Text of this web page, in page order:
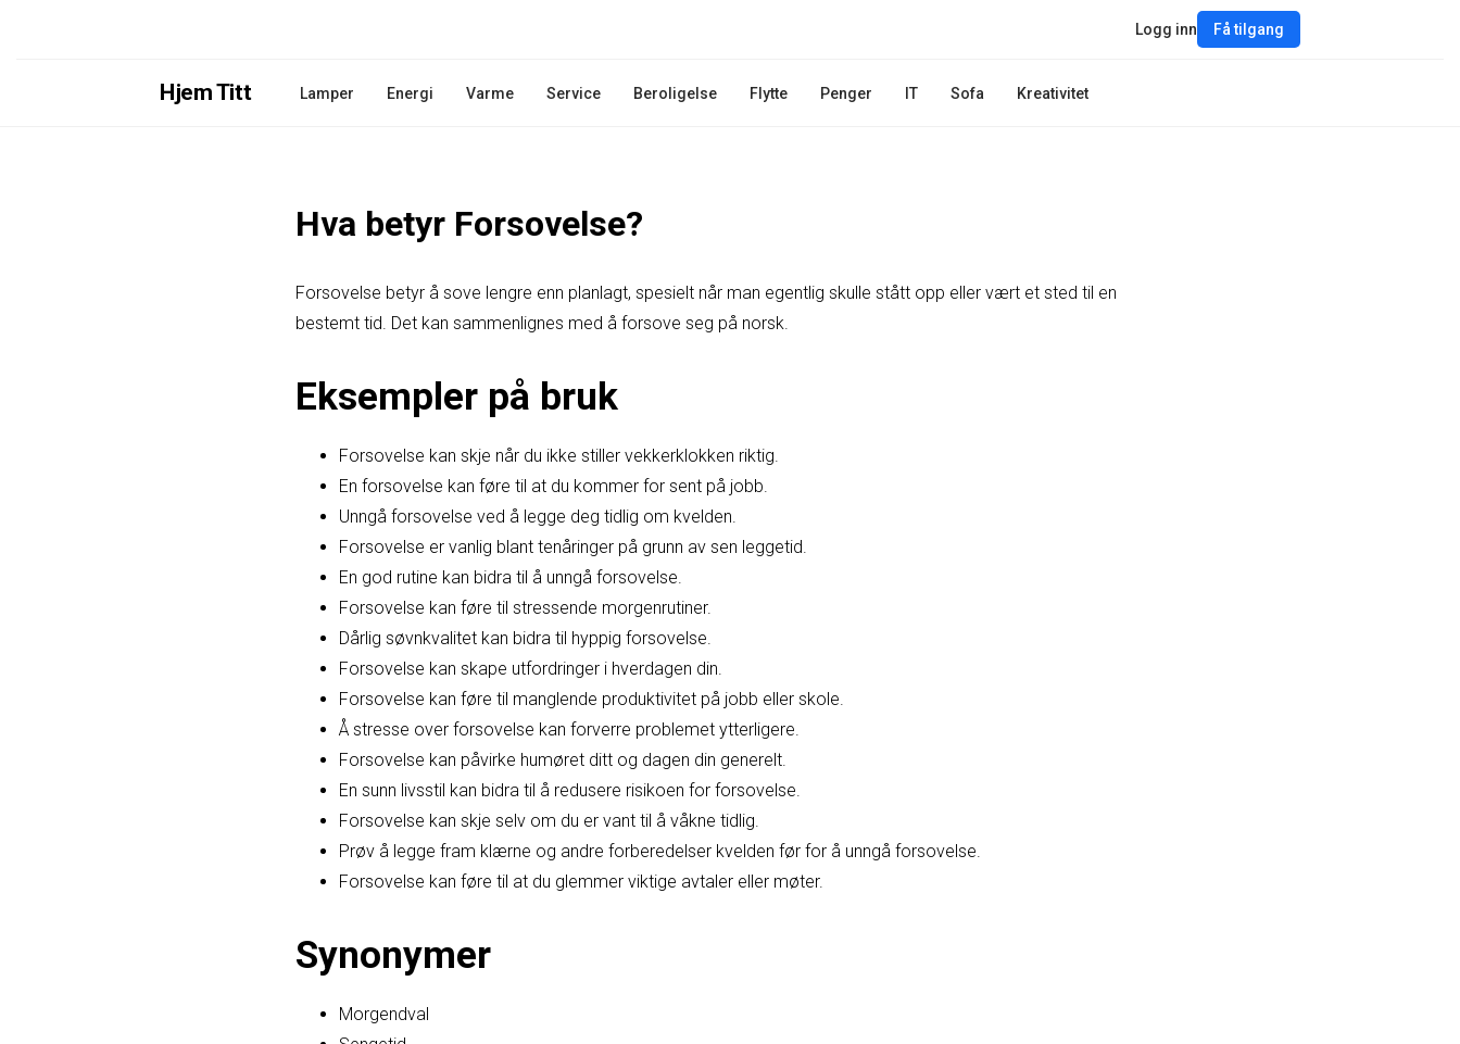
Hjem Titt Lamper Energi Varme Service Beroligelse Flytte Penger IT Sofa Kreativitet
Logg inn Få tilgang
Hva betyr Forsovelse?
Forsovelse betyr å sove lengre enn planlagt, spesielt når man egentlig skulle stått opp eller vært et sted til en
bestemt tid. Det kan sammenlignes med å forsove seg på norsk.
Eksempler på bruk
Forsovelse kan skje når du ikke stiller vekkerklokken riktig.
En forsovelse kan føre til at du kommer for sent på jobb.
Unngå forsovelse ved å legge deg tidlig om kvelden.
Forsovelse er vanlig blant tenåringer på grunn av sen leggetid.
En god rutine kan bidra til å unngå forsovelse.
Forsovelse kan føre til stressende morgenrutiner.
Dårlig søvnkvalitet kan bidra til hyppig forsovelse.
Forsovelse kan skape utfordringer i hverdagen din.
Forsovelse kan føre til manglende produktivitet på jobb eller skole.
Å stresse over forsovelse kan forverre problemet ytterligere.
Forsovelse kan påvirke humøret ditt og dagen din generelt.
En sunn livsstil kan bidra til å redusere risikoen for forsovelse.
Forsovelse kan skje selv om du er vant til å våkne tidlig.
Prøv å legge fram klærne og andre forberedelser kvelden før for å unngå forsovelse.
Forsovelse kan føre til at du glemmer viktige avtaler eller møter.
Synonymer
Morgendval